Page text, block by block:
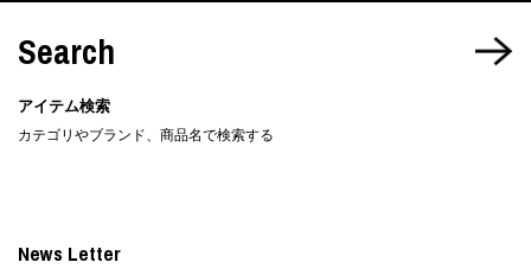
Search
アイテム検索
カテゴリやブランド、商品名で検索する
News Letter